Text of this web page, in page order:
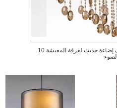
مطلي الكونياك زجاج السقف إضاءة حديث لغرفة المعيشة 10
الضوء